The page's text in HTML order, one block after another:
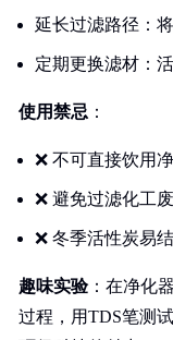
延长过滤路径：
定期更换滤材：
使用禁忌 ：
❌ 不可直接饮用
❌ 避免过滤化工
❌ 冬季活性炭易
趣味实验：在净化
过程，用TDS笔测